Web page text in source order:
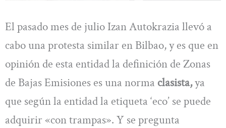
El pasado mes de julio Izan Autokrazia llevó a
cabo una protesta similar en Bilbao, y es que en
opinión de esta entidad la definición de Zonas
de Bajas Emisiones es una norma clasista,ya
que según la entidad la etiqueta ‘eco’ se puede
adquirir «con trampas». Y se pregunta